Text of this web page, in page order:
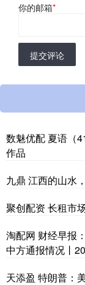
你的邮箱*
提交评论
数魅优配 夏语（
作品
九鼎 江西的山水
聚创配资 长租市
淘配网 财经早报
中方通报情况丨
天添盈 特朗普：